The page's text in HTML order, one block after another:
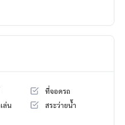
Service You Can T
ที่จอดรถ
ล่น
สระว่ายน้ำ